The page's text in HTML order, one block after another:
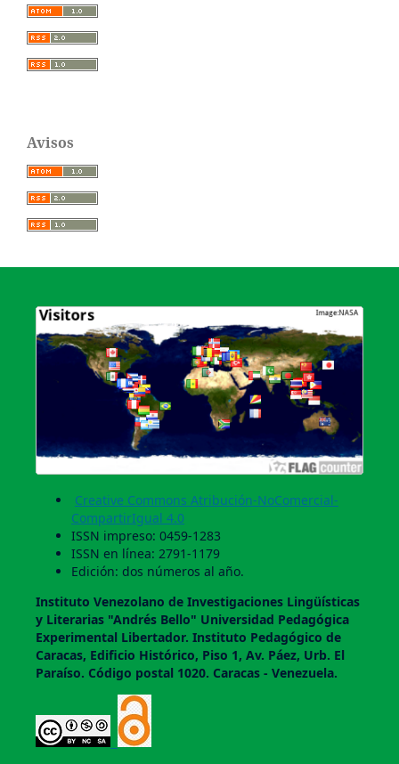
Avisos
Creative Commons Atribución-NoComercial-
CompartirIgual 4.0
ISSN impreso: 0459-1283
ISSN en línea: 2791-1179
Edición: dos números al año.
Instituto Venezolano de Investigaciones Lingüí­sticas
y Literarias "Andrés Bello" Universidad Pedagógica
Experimental Libertador. Instituto Pedagógico de
Caracas, Edificio Histórico, Piso 1, Av. Páez, Urb. El
Paraí­so. Código postal 1020. Caracas - Venezuela.